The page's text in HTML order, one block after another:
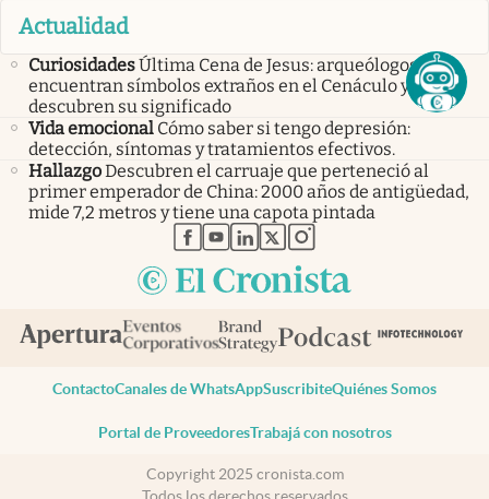
Actualidad
CuriosidadesÚltima Cena de Jesus: arqueólogos
encuentran símbolos extraños en el Cenáculo y
descubren su significado
Vida emocional Cómo saber si tengo depresión:
detección, síntomas y tratamientos efectivos.
HallazgoDescubren el carruaje que perteneció al
primer emperador de China: 2000 años de antigüedad,
mide 7,2 metros y tiene una capota pintada
abre en nueva pestaña
abre en nueva pestaña
abre en nueva pestaña
abre en nueva pestaña
abre en nueva pestaña
ContactoCanales de WhatsAppSuscribiteQuiénes Somos
Portal de ProveedoresTrabajá con nosotros
Copyright 2025 cronista.com
Todos los derechos reservados